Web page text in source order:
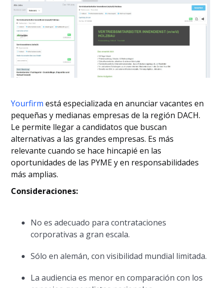
Yourfirm está especializada en anunciar vacantes en
pequeñas y medianas empresas de la región DACH.
Le permite llegar a candidatos que buscan
alternativas a las grandes empresas. Es más
relevante cuando se hace hincapié en las
oportunidades de las PYME y en responsabilidades
más amplias.
Consideraciones:
No es adecuado para contrataciones
corporativas a gran escala.
Sólo en alemán, con visibilidad mundial limitada.
La audiencia es menor en comparación con los